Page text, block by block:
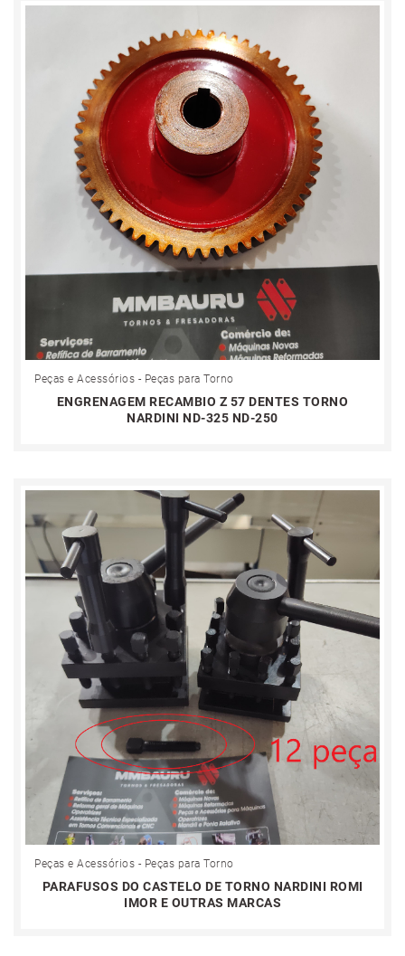
Peças e Acessórios - Peças para Torno
ENGRENAGEM RECAMBIO Z 57 DENTES TORNO
NARDINI ND-325 ND-250
Peças e Acessórios - Peças para Torno
PARAFUSOS DO CASTELO DE TORNO NARDINI ROMI
IMOR E OUTRAS MARCAS